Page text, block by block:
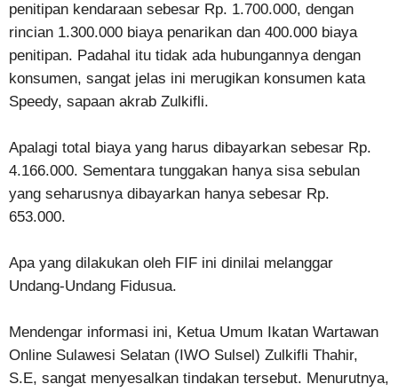
penitipan kendaraan sebesar Rp. 1.700.000, dengan
rincian 1.300.000 biaya penarikan dan 400.000 biaya
penitipan. Padahal itu tidak ada hubungannya dengan
konsumen, sangat jelas ini merugikan konsumen kata
Speedy, sapaan akrab Zulkifli.
Apalagi total biaya yang harus dibayarkan sebesar Rp.
4.166.000. Sementara tunggakan hanya sisa sebulan
yang seharusnya dibayarkan hanya sebesar Rp.
653.000.
Apa yang dilakukan oleh FIF ini dinilai melanggar
Undang-Undang Fidusua.
Mendengar informasi ini, Ketua Umum Ikatan Wartawan
Online Sulawesi Selatan (IWO Sulsel) Zulkifli Thahir,
S.E, sangat menyesalkan tindakan tersebut. Menurutnya,